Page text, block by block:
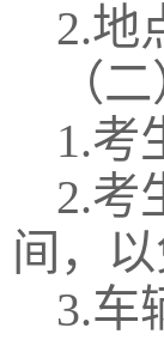
2.地
（
1.考
2.考
间，以
3.车